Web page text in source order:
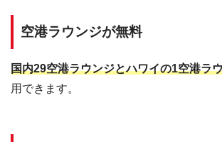
空港ラウンジが無料
国内29空港ラウンジとハワイの1空港ラ
用できます。